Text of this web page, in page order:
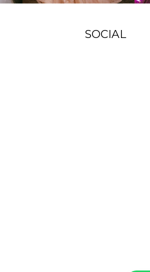
SOCIAL